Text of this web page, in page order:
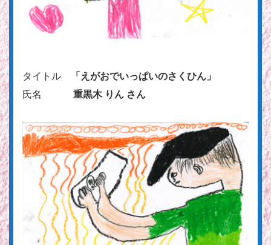
タイトル
「えがおでいっぱいのさくひん」
氏名 重黒木 りん さん